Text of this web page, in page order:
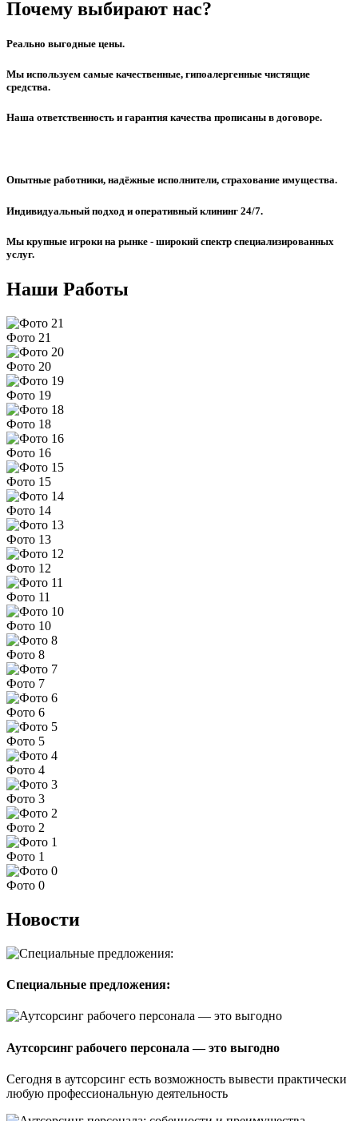
Почему выбирают нас?
Реально выгодные цены.
Мы используем самые качественные, гипоалергенные чистящие
средства.
Наша ответственность и гарантия качества прописаны в договоре.
Опытные работники, надёжные исполнители, страхование имущества.
Индивидуальный подход и оперативный клининг 24/7.
Мы крупные игроки на рынке - широкий спектр специализированных
услуг.
Наши Работы
Фото 21
Фото 20
Фото 19
Фото 18
Фото 16
Фото 15
Фото 14
Фото 13
Фото 12
Фото 11
Фото 10
Фото 8
Фото 7
Фото 6
Фото 5
Фото 4
Фото 3
Фото 2
Фото 1
Фото 0
Новости
Специальные предложения:
Аутсорсинг рабочего персонала — это выгодно
Сегодня в аутсорсинг есть возможность вывести практически
любую профессиональную деятельность